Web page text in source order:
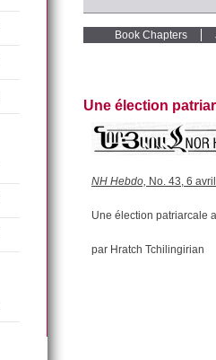
Book Chapters
Une élection
NH Hebdo, No. 43, 6
Une élection patriarcale
par Hratch Tchilingirian